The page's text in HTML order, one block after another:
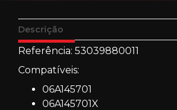
Descrição
Referência: 53039880011
Compatíveis:
06A145701
06A145701X